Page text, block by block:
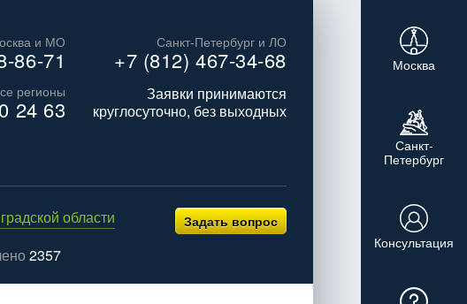
и МО
86-71
Санкт-Петербург и ЛО
+7 (812) 467-34-68
регионы
24 63
Заявки принимаются
круглосуточно, без выходных
области
2357
Задать вопрос
Москва
Санкт-
Петербург
Консультация